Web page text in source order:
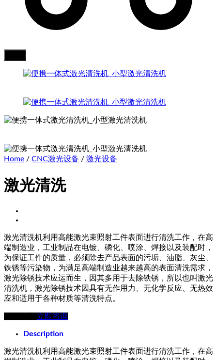
Home / CNC激光设备 / 激光设备
激光清洗
激光清洗机利用高能激光束照射工件表面进行清洗工作，在高
端制造业，工业制品在电镀、磷化、喷涂、焊接以及装配时，
为保证工件的质量，必须除去产品表面的污垢、油脂、灰尘、
铁锈等污染物，为满足高端制造业越来越高的表面清洗需求，
激光除锈技术应运而生，因其多用于去除铁锈，所以也叫激光
清洗机，激光除锈技术因具有无作用力、无化学反应、无热效
应和适用于各种材质等清洗特点。
立即咨询
Description
激光清洗机利用高能激光束照射工件表面进行清洗工作，在高